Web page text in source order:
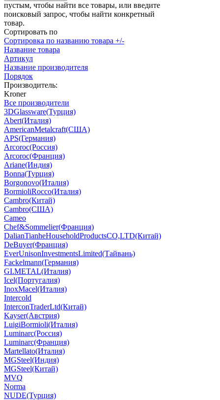
пустым, чтобы найти все товары, или введите
поисковый запрос, чтобы найти конкретный
товар.
Сортировать по
Сортировка по названию товара +/-
Название товара
Артикул
Название производителя
Порядок
Производитель:
Kroner
Все производители
3DGlassware(Турция)
Abert(Италия)
AmericanMetalcraft(США)
APS(Германия)
Arcoroc(Россия)
Arcoroc(Франция)
Ariane(Индия)
Bonna(Турция)
Borgonovo(Италия)
BormioliRocco(Италия)
Cambro(Китай)
Cambro(США)
Cameo
Chef&Sommelier(Франция)
DalianTianheHouseholdProductsCO,LTD(Китай)
DeBuyer(Франция)
EverUnisonInvestmentsLimited(Тайвань)
Fackelmann(Германия)
GI.METAL(Италия)
Icel(Португалия)
InoxMacel(Италия)
Intercold
InterconTraderLtd(Китай)
Kayser(Австрия)
LuigiBormioli(Италия)
Luminarc(Россия)
Luminarc(Франция)
Martellato(Италия)
MGSteel(Индия)
MGSteel(Китай)
MVQ
Norma
NUDE(Турция)